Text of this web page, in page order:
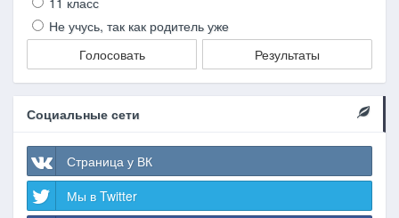
Не учусь, так как родитель уже
Голосовать
Результаты
Социальные сети
Страница у ВК
Мы в Twitter